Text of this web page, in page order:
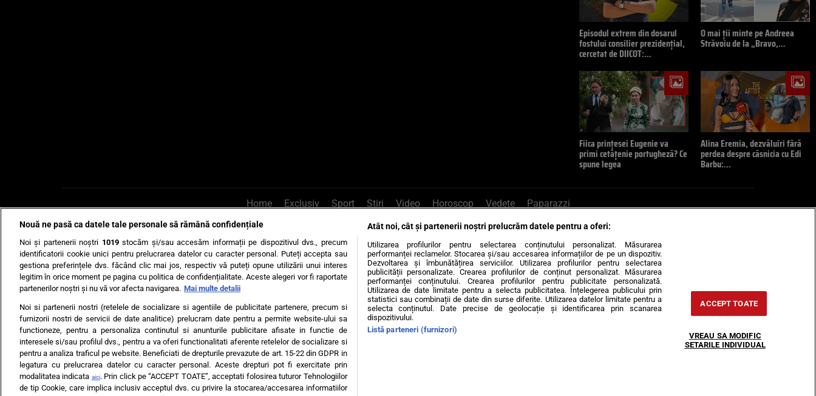
Episodul extrem din dosarul
fostului consilier prezidențial,
cercetat de DIICOT:…
O mai ții minte pe Andreea
Străvoiu de la „Bravo,…
Fiica prințesei Eugenie va
primi cetățenie portugheză? Ce
spune legea
Alina Eremia, dezvăluiri fără
perdea despre căsnicia cu Edi
Barbu:…
Home Exclusiv Sport Știri Video Horoscop Vedete Paparazzi
AI UN PONT? Scrie-ne pe Whatsapp, sună la 0741226226 sau trimite mail la pont@cancan.ro
Știri interne Știri externe Politică
Ultimele stiri Diete Insula Iubirii Dictionar de vise LIFE STYLE Horoscop
Echipa editorială Termeni si condiții Politica de confidențialitate
Nouă ne pasă ca datele tale personale să rămână confidențiale
Noi și partenerii noștri 1019stocăm și/sau accesăm informații pe dispozitivul dvs., precum
identificatorii cookie unici pentru prelucrarea datelor cu caracter personal. Puteți accepta sau
gestiona preferințele dvs. făcând clic mai jos, respectiv vă puteți opune utilizării unui interes
legitim în orice moment pe pagina cu politica de confidențialitate. Aceste alegeri vor fi raportate
partenerilor noștri și nu vă vor afecta navigarea. Mai multe detalii
Noi si partenerii nostri (retelele de socializare si agentiile de publicitate partenere, precum si
furnizorii nostri de servicii de date analitice) prelucram date pentru a permite website-ului sa
functioneze, pentru a personaliza continutul si anunturile publicitare afisate in functie de
interesele si/sau profilul dvs., pentru a va oferi functionalitati aferente retelelor de socializare si
pentru a analiza traficul pe website. Beneficiati de drepturile prevazute de art. 15-22 din GDPR in
legatura cu prelucrarea datelor cu caracter personal. Aceste drepturi pot fi exercitate prin
modalitatea indicata aici. Prin click pe “ACCEPT TOATE”, acceptati folosirea tuturor Tehnologiilor
de tip Cookie, care implica inclusiv acceptul dvs. cu privire la stocarea/accesarea informatiilor
Atât noi, cât și partenerii noștri prelucrăm datele pentru a oferi:
Utilizarea profilurilor pentru selectarea conținutului personalizat. Măsurarea
performanței reclamelor. Stocarea și/sau accesarea informațiilor de pe un dispozitiv.
Dezvoltarea și îmbunătățirea serviciilor. Utilizarea profilurilor pentru selectarea
publicității personalizate. Crearea profilurilor de conținut personalizat. Măsurarea
performanței conținutului. Crearea profilurilor pentru publicitate personalizată.
Utilizarea de date limitate pentru a selecta publicitatea. Înțelegerea publicului prin
statistici sau combinații de date din surse diferite. Utilizarea datelor limitate pentru a
selecta conținutul. Date precise de geolocație și identificarea prin scanarea
dispozitivului.
Listă parteneri (furnizori)
ACCEPT TOATE
VREAU SA MODIFIC
SETARILE INDIVIDUAL